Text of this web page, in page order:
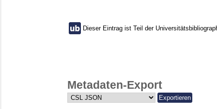
Dieser Eintrag ist Teil der
Metadaten-Export